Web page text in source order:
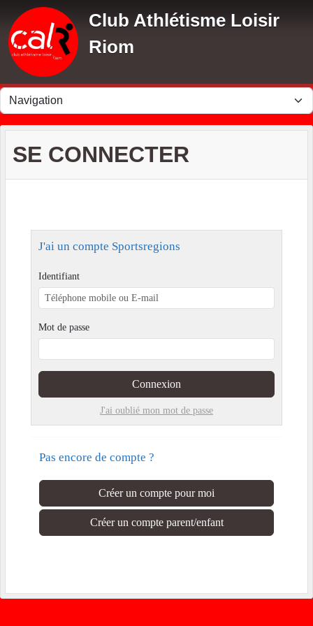
Club Athlétisme Loisir
Riom
SE CONNECTER
J'ai un compte Sportsregions
Identifiant
Mot de passe
Connexion
J'ai oublié mon mot de passe
Pas encore de compte ?
Créer un compte pour moi
Créer un compte parent/enfant
Panneau de gestion des cookies